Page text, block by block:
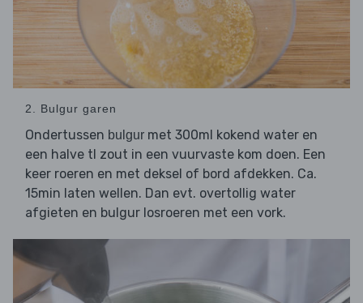
2. Bulgur garen
Ondertussen bulgur met 300ml kokend water en
een halve tl zout in een vuurvaste kom doen. Een
keer roeren en met deksel of bord afdekken. Ca.
15min laten wellen. Dan evt. overtollig water
afgieten en bulgur losroeren met een vork.